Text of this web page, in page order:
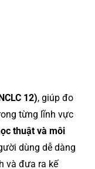
12), giúp đo
từng lĩnh vực
thuật và môi
dùng dễ dàng
và đưa ra kế